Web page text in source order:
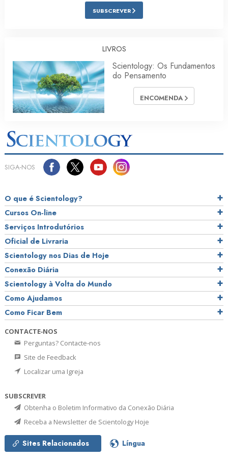
SUBSCREVER
LIVROS
Scientology: Os Fundamentos
do Pensamento
ENCOMENDA
SIGA‑NOS
O que é Scientology?
Cursos On‑line
Serviços Introdutórios
Oficial de Livraria
Scientology nos Dias de Hoje
Conexão Diária
Scientology à Volta do Mundo
Como Ajudamos
Como Ficar Bem
CONTACTE‑NOS
Perguntas? Contacte‑nos
Site de Feedback
Localizar uma Igreja
SUBSCREVER
Obtenha o Boletim Informativo da Conexão Diária
Receba a Newsletter de Scientology Hoje
Sites Relacionados Língua